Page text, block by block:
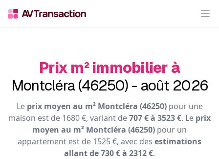
Prix m² immobilier à
Montcléra (46250) - août 2026
Le prix moyen au m² Montcléra (46250)pour une
maison est de 1680 €, variant de707 € à 3523 €. Le prix
moyen au m² Montcléra (46250) pour un
appartement est de 1525 €, avec des estimations
allant de 730 € à 2312 €.